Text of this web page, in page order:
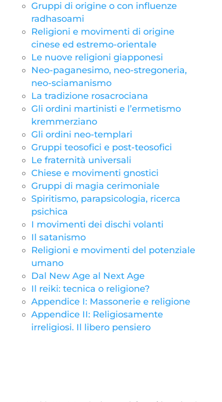
Gruppi di origine o con influenze
radhasoami
Religioni e movimenti di origine
cinese ed estremo-orientale
Le nuove religioni giapponesi
Neo-paganesimo, neo-stregoneria,
neo-sciamanismo
La tradizione rosacrociana
Gli ordini martinisti e l’ermetismo
kremmerziano
Gli ordini neo-templari
Gruppi teosofici e post-teosofici
Le fraternità universali
Chiese e movimenti gnostici
Gruppi di magia cerimoniale
Spiritismo, parapsicologia, ricerca
psichica
I movimenti dei dischi volanti
Il satanismo
Religioni e movimenti del potenziale
umano
Dal New Age al Next Age
Il reiki: tecnica o religione?
Appendice I: Massonerie e religione
Appendice II: Religiosamente
irreligiosi. Il libero pensiero